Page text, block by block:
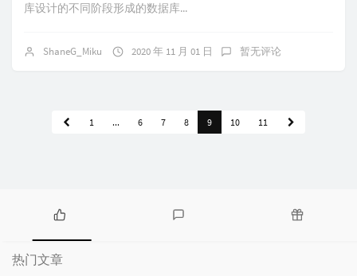
库设计的不同阶段形成的数据库...
ShaneG_Miku 2020 年 11 月 01 日 暂无评论
1 ... 6 7 8 9 10 11
热
门
文
热门文章